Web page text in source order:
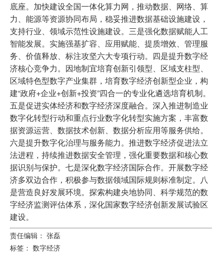
底座。加快建设全国一体化算力网，推动数据、网络、算
力、能源等资源协同布局，稳妥推进数据基础设施建设，
支持行业、领域示范性设施建设。三是强化数据赋能人工
智能发展。实施强基扩容、应用赋能、提质增效、管理服
务、价值释放、标注攻坚六大专项行动。四是提升数字经
济核心竞争力。因地制宜培育创新引领型、区域支柱型、
区域特色型数字产业集群，培育数字经济创新型企业，构
建“政府+企业+创新+投资”四合一的专业化遴选培育机制。
五是促进实体经济和数字经济深度融合。深入推进制造业
数字化转型行动和重点行业数字化转型实施方案，丰富数
据资源运营、数据技术创新、数据分析应用等服务供给。
六是提升数字化治理与服务能力。推进数字经济促进法立
法进程，持续推进数据安全管理，强化重要数据和核心数
据识别与保护。七是深化数字经济国际合作。开展数字经
济多双边合作，积极参与数据领域国际规则标准制定。八
是营造良好发展环境。探索构建央地协同、科学规范的数
字经济监测评估体系，深化国家数字经济创新发展试验区
建设。
责任编辑： 张磊
标签： 数字经济